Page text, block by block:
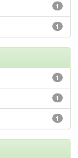
1
1
1
1
1